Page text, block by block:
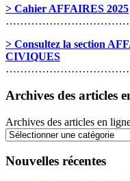
> Cahier AFFAIRES 2025
> Consultez la section
CIVIQUES
Archives des articles
Archives des articles en
Nouvelles récentes